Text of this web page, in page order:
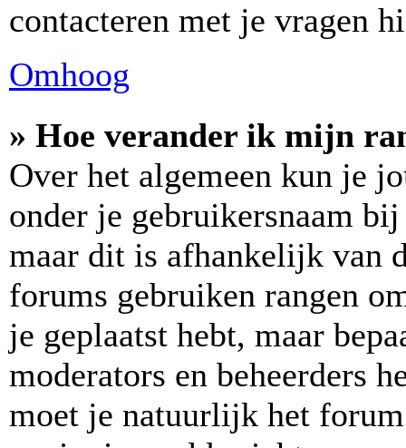
contacteren met je vragen
Omhoog
» Hoe verander ik mijn
Over het algemeen kun je
onder je gebruikersnaam
maar dit is afhankelijk van
forums gebruiken rangen
je geplaatst hebt, maar
moderators en beheerders
moet je natuurlijk het